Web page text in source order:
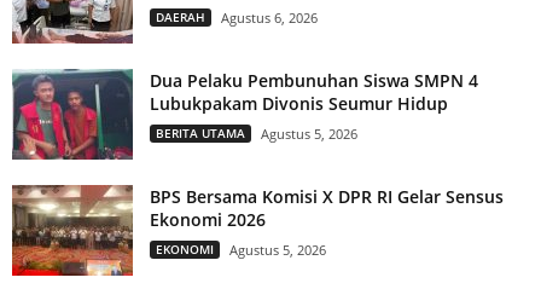
DAERAH Agustus 6, 2026
Dua Pelaku Pembunuhan Siswa SMPN 4
Lubukpakam Divonis Seumur Hidup
BERITA UTAMA Agustus 5, 2026
BPS Bersama Komisi X DPR RI Gelar Sensus
Ekonomi 2026
EKONOMI Agustus 5, 2026